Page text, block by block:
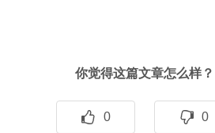
你觉得这篇文章怎么样？
0 0